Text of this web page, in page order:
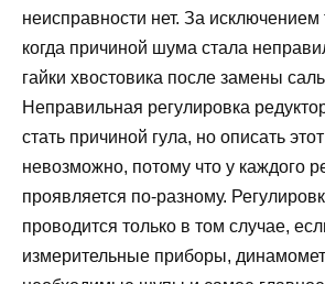
неисправности нет. За исключением
когда причиной шума стала
гайки хвостовика после замены
Неправильная регулировка
стать причиной гула, но описать
невозможно, потому что у каждого
проявляется по-разному.
проводится только в том случае,
измерительные приборы,